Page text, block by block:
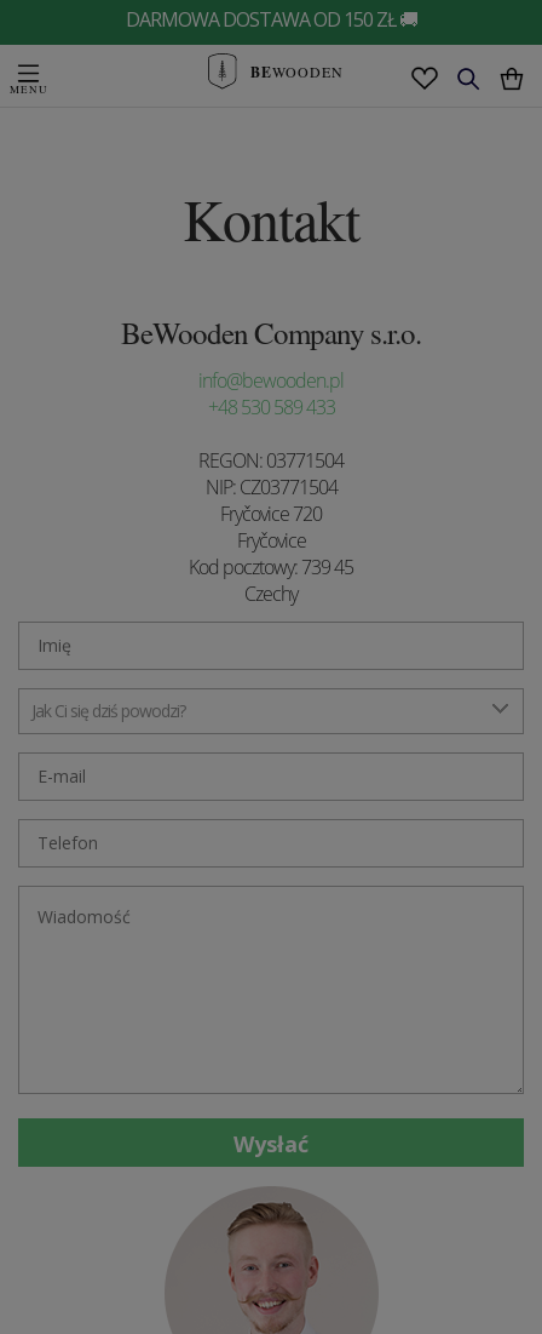
DARMOWA DOSTAWA OD 150 ZŁ 🚚
BEWOODEN
Kontakt
BeWooden Company s.r.o.
info@bewooden.pl
+48 530 589 433
REGON: 03771504
NIP: CZ03771504
Fryčovice 720
Fryčovice
Kod pocztowy: 739 45
Czechy
Jak Ci się dziś powodzi?
Wysłać